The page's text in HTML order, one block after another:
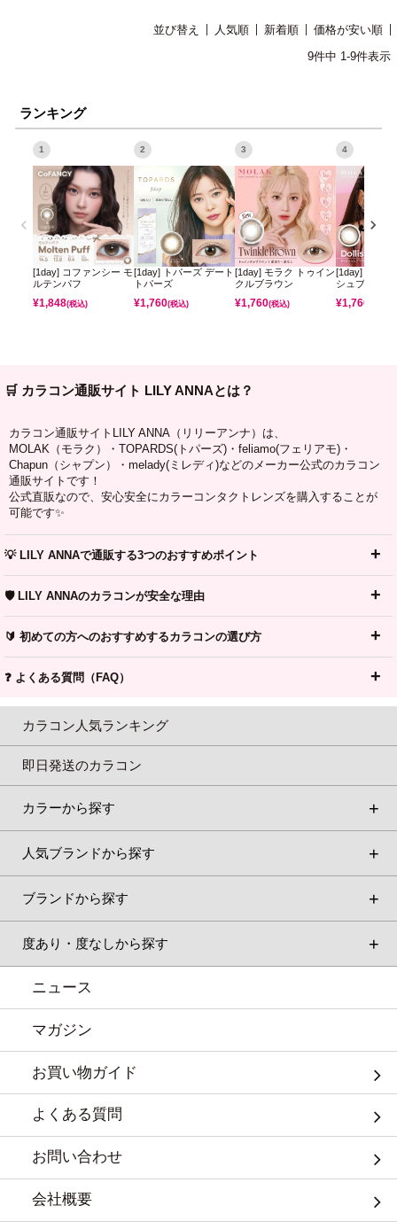
並び替え 人気順 新着順
価格が安い順
9件中 1-9件表示
ランキング
1
[1day] コファンシー モ
ルテンパフ
¥1,848(税込)
2
[1day] トパーズ デート
トパーズ
¥1,760(税込)
3
[1day] モラク トゥイン
クルブラウン
¥1,760(税込)
4
[1day] モラク
シュブラウン
¥1,760
🛒 カラコン通販サイト LILY ANNAとは？
カラコン通販サイトLILY ANNA（リリーアンナ）は、
MOLAK（モラク）・TOPARDS(トパーズ)・feliamo(フェリアモ)・
Chapun（シャプン）・melady(ミレディ)などのメーカー公式のカラコン
通販サイトです！
公式直販なので、安心安全にカラーコンタクトレンズを購入することが
可能です✨
💡 LILY ANNAで通販する3つのおすすめポイント
🛡️ LILY ANNAのカラコンが安全な理由
🔰 初めての方へのおすすめするカラコンの選び方
❓ よくある質問（FAQ）
カラコン人気ランキング
即日発送のカラコン
カラーから探す
人気ブランドから探す
ブランドから探す
度あり・度なしから探す
ニュース
マガジン
お買い物ガイド
よくある質問
お問い合わせ
会社概要